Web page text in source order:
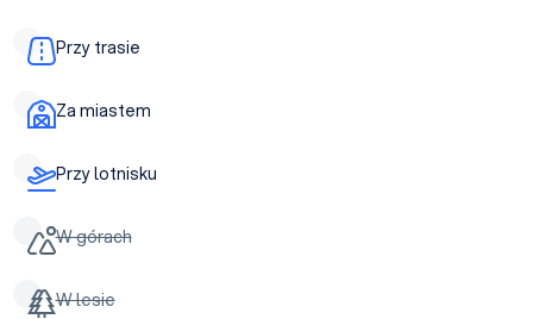
Przy trasie
Za miastem
Przy lotnisku
W górach
W lesie